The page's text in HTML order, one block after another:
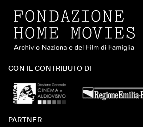
CON IL CONTRIBUTO DI
PARTNER